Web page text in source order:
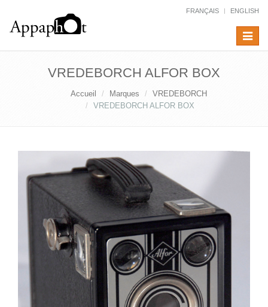
FRANÇAIS ENGLISH
Toggle
VREDEBORCH ALFOR BOX
Accueil Marques
VREDEBORCH
VREDEBORCH ALFOR BOX